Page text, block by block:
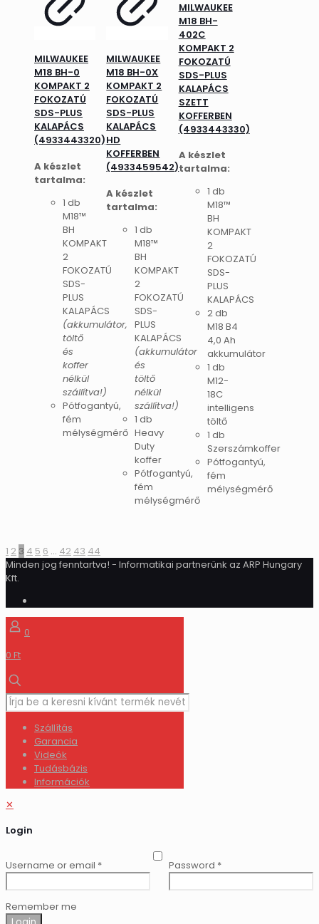
MILWAUKEE
M18 BH-0
KOMPAKT 2
FOKOZATÚ
SDS-PLUS
KALAPÁCS
(4933443320)
A készlet
tartalma:
1 db
M18™
BH
KOMPAKT
2
FOKOZATÚ
SDS-
PLUS
KALAPÁCS
(akkumulátor,
töltő
és
koffer
nélkül
szállítva!)
Pótfogantyú,
fém
mélységmérő
MILWAUKEE
M18 BH-0X
KOMPAKT 2
FOKOZATÚ
SDS-PLUS
KALAPÁCS
HD
KOFFERBEN
(4933459542)
A készlet
tartalma:
1 db
M18™
BH
KOMPAKT
2
FOKOZATÚ
SDS-
PLUS
KALAPÁCS
(akkumulátor
és
töltő
nélkül
szállítva!)
1 db
Heavy
Duty
koffer
Pótfogantyú,
fém
mélységmérő
MILWAUKEE
M18 BH-
402C
KOMPAKT 2
FOKOZATÚ
SDS-PLUS
KALAPÁCS
SZETT
KOFFERBEN
(4933443330)
A készlet
tartalma:
1 db
M18™
BH
KOMPAKT
2
FOKOZATÚ
SDS-
PLUS
KALAPÁCS
2 db
M18 B4
4,0 Ah
akkumulátor
1 db
M12-
18C
intelligens
töltő
1 db
Szerszámkoffer
Pótfogantyú,
fém
mélységmérő
1 2 3 4 5 6 … 42 43 44
Minden jog fenntartva! - Informatikai partnerünk az ARP Hungary
Kft.
0
0 Ft
Szállítás
Garancia
Videók
Tudásbázis
Információk
✕
Login
Username or email * Password *
Remember me